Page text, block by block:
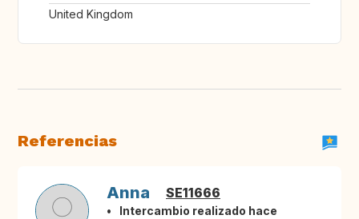
United Kingdom
Referencias
Anna SE11666
Intercambio realizado hace